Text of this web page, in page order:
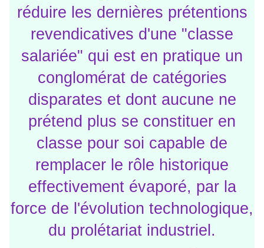
réduire les dernières prétentions
revendicatives d'une "classe
salariée" qui est en pratique un
conglomérat de catégories
disparates et dont aucune ne
prétend plus se constituer en
classe pour soi capable de
remplacer le rôle historique
effectivement évaporé, par la
force de l'évolution technologique,
du prolétariat industriel.